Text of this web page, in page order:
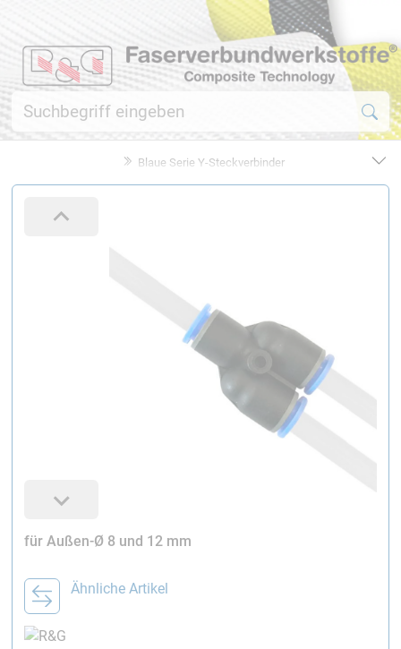
Blaue Serie Y-Steckverbinder
für Außen-Ø 8 und 12 mm
Ähnliche Artikel